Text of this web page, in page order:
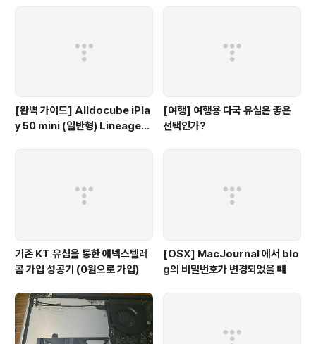
[완벽 가이드] Alldocube iPla
y 50 mini (일반형) LineageO
[여행] 여행용 다국 유심은 좋은
선택인가?
기존 KT 유심을 통한 에넥스텔레
콤 가입 성공기 (0원으로 가입)
[OSX] MacJournal 에서 blo
g의 비밀번호가 변경되었을 때